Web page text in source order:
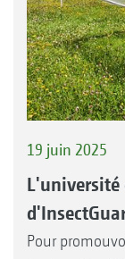
19 juin 2025
L'université
Pour